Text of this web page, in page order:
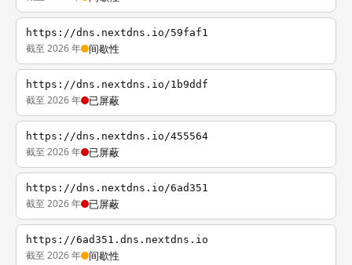
https://dns.nextdns.io/59faf1
截至 2026 年 间歇性
https://dns.nextdns.io/1b9ddf
截至 2026 年 已屏蔽
https://dns.nextdns.io/455564
截至 2026 年 已屏蔽
https://dns.nextdns.io/6ad351
截至 2026 年 已屏蔽
https://6ad351.dns.nextdns.io
截至 2026 年 间歇性